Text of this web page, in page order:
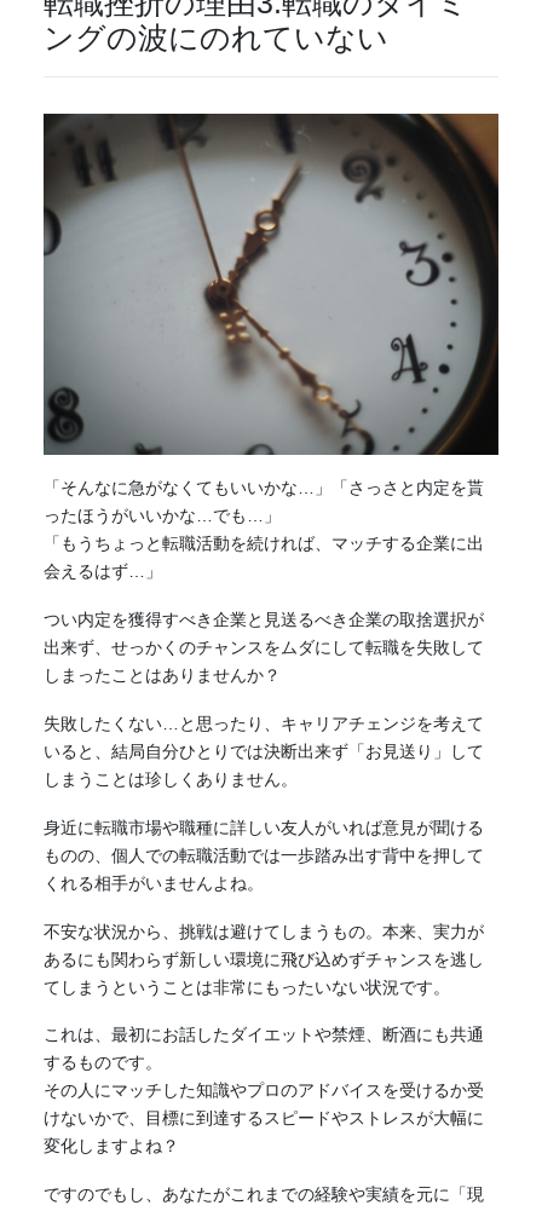
ングの波にのれていない
「そんなに急がなくてもいいかな…」「さっさと内定を貰
ったほうがいいかな…でも…」
「もうちょっと転職活動を続ければ、マッチする企業に出
会えるはず…」
つい内定を獲得すべき企業と見送るべき企業の取捨選択が
出来ず、せっかくのチャンスをムダにして転職を失敗して
しまったことはありませんか？
失敗したくない…と思ったり、キャリアチェンジを考えて
いると、結局自分ひとりでは決断出来ず「お見送り」して
しまうことは珍しくありません。
身近に転職市場や職種に詳しい友人がいれば意見が聞ける
ものの、個人での転職活動では一歩踏み出す背中を押して
くれる相手がいませんよね。
不安な状況から、挑戦は避けてしまうもの。本来、実力が
あるにも関わらず新しい環境に飛び込めずチャンスを逃し
てしまうということは非常にもったいない状況です。
これは、最初にお話したダイエットや禁煙、断酒にも共通
するものです。
その人にマッチした知識やプロのアドバイスを受けるか受
けないかで、目標に到達するスピードやストレスが大幅に
変化しますよね？
ですのでもし、あなたがこれまでの経験や実績を元に「現